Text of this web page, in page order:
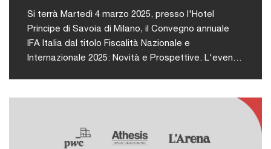
Si terrà Martedì 4 marzo 2025, presso l'Hotel
Principe di Savoia di Milano, il Convegno annuale
IFA Italia dal titolo Fiscalità Nazionale e
Internazionale 2025: Novità e Prospettive. L'evento
implicazioni della riforma fiscale e della legge di
dell'iniziativa.Interverrà Carlo Romano, Partner
PwC TLS Avvocati e Commercialisti, nel panel: